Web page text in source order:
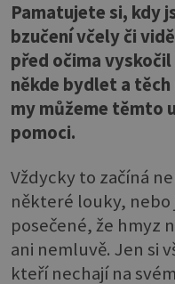
Pamatujete si, kdy
bzučení včely či
před očima
někde bydlet a těch
my můžeme těmto
pomoci.
Vždycky to začíná
některé louky,
posečené, že hmyz
ani nemluvě. Jen si
kteří nechají na